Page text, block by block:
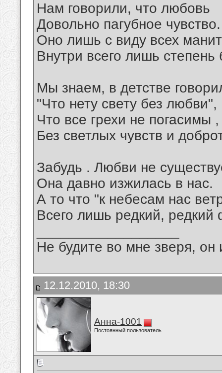
Нам говорили, что любовь
Довольно пагубное чувство.
Оно лишь с виду всех манит
Внутри всего лишь степень
Мы знаем, в детстве
"Что нету свету без любви",
Что все грехи не погасимы ,
Без светлых чувств и
Забудь . Любви не
Она давно изжилась в нас.
А то что "к небесам нас
Всего лишь редкий, редкий
Не будите во мне зверя, он
12.12.2010, 18:30
Анна-1001
Постоянный пользователь